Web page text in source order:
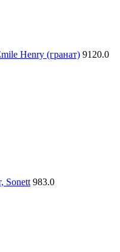
Henry (гранат) 9120.0
Sonett 983.0